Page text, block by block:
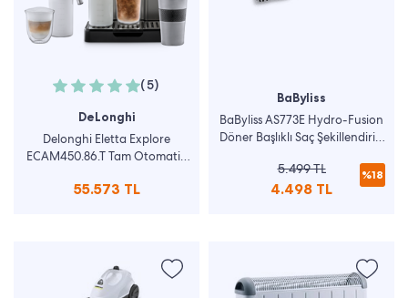
(5)
DeLonghi
Delonghi Eletta Explore
ECAM450.86.T Tam Otomatik
55.573 TL
BaByliss
BaByliss AS773E Hydro-Fusion
Döner Başlıklı Saç Şekillendirici
5.499 TL
4.498 TL
%18